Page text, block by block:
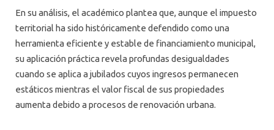
En su análisis, el académico plantea que, aunque el impuesto
territorial ha sido históricamente defendido como una
herramienta eficiente y estable de financiamiento municipal,
su aplicación práctica revela profundas desigualdades
cuando se aplica a jubilados cuyos ingresos permanecen
estáticos mientras el valor fiscal de sus propiedades
aumenta debido a procesos de renovación urbana.